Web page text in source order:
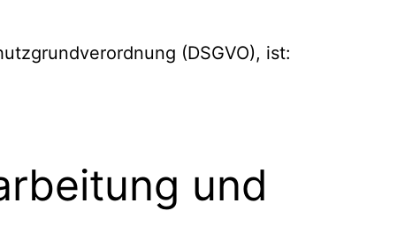
(DSGVO), ist:
und